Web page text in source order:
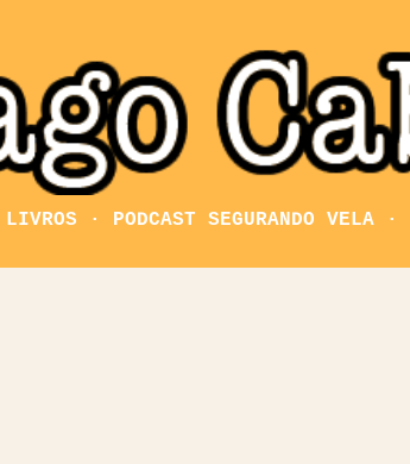
LIVROS PODCAST SEGURANDO VELA